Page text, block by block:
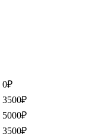
0₽
3500₽
5000₽
3500₽